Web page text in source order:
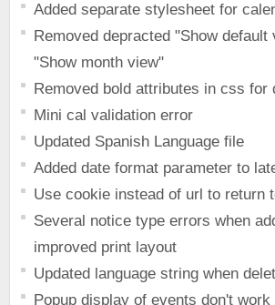
Added separate stylesheet for
Removed depracted "Show
"Show month view"
Removed bold attributes in css for
Mini cal validation error
Updated Spanish Language file
Added date format parameter to
Use cookie instead of url to return
Several notice type errors when
improved print layout
Updated language string when
Popup display of events don't